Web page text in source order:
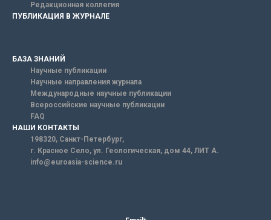
Редакционная коллегия
ПУБЛИКАЦИЯ В ЖУРНАЛЕ
БАЗА ЗНАНИЙ
Научные публикации
Научные направления журнала
Международные научные публикации
Всероссийские научные публикации
FAQ
НАШИ КОНТАКТЫ
198320, Санкт-Петербург,
г. Красное Село, ул. Геологическая, дом 44, ЛИТ А.
info@euroasia-science.ru